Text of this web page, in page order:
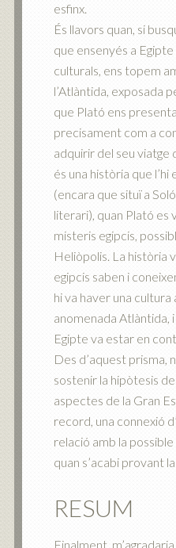
esfinx.
És llavors quan, si
que ensenyés a
culturals, ens topem
l’Atlàntida, exposada
que Plató ens
precisament com a
adquirir del seu viatge
és una història que
(encara que situï a
literari), quan Plató es
misteris egipcis,
Heliòpolis. La història
egipcis saben i
hi va haver una
anomenada Atlàntida,
Egipte va estar en
Des d’aquest prisma,
sostenir la hipòtesis
aspectes de la Gran
record, una connexió
relació amb la
quan s’acabi provant
RESUM
Finalment,